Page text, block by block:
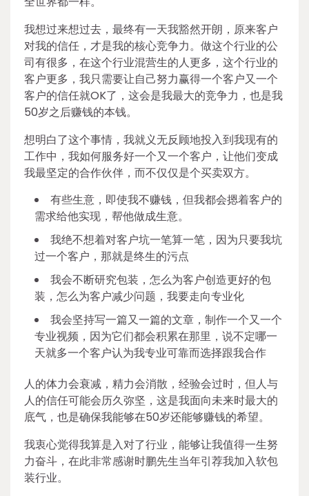
我想过来想过去，最终有一天我豁然开朗，原来客户
对我的信任，才是我的核心竞争力。做这个行业的公
司有很多，在这个行业混营生的人更多，这个行业的
客户更多，我只需要让自己努力赢得一个客户又一个
客户的信任就OK了，这会是我最大的竞争力，也是我
50岁之后赚钱的本钱。
想明白了这个事情，我就义无反顾地投入到我现有的
工作中，我如何服务好一个又一个客户，让他们变成
我最坚定的合作伙伴，而不仅仅是个买卖双方。
有些生意，即使我不赚钱，但我都会摁着客户的
需求给他实现，帮他做成生意。
我绝不想着对客户坑一笔算一笔，因为只要我坑
过一个客户，那就是终生的污点
我会不断研究包装，怎么为客户创造更好的包
装，怎么为客户减少问题，我要走向专业化
我会坚持写一篇又一篇的文章，制作一个又一个
专业视频，因为它们都会积累在那里，说不定哪一
天就多一个客户认为我专业可靠而选择跟我合作
人的体力会衰减，精力会消散，经验会过时，但人与
人的信任可能会历久弥坚，这是我面向未来时最大的
底气，也是确保我能够在50岁还能够赚钱的希望。
我衷心觉得我算是入对了行业，能够让我值得一生努
力奋斗，在此非常感谢时鹏先生当年引荐我加入软包
装行业。